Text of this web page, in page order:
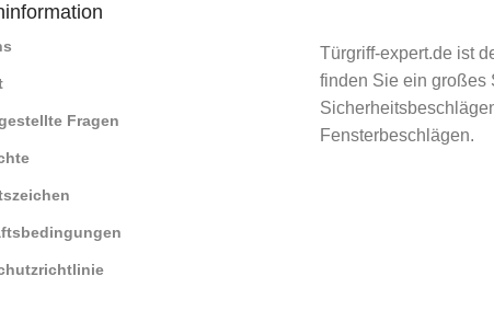
Fragen
Türgriff-expert.de ist
finden Sie ein großes
Fensterbeschlägen.